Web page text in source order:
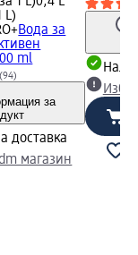
L)
Вода за
ml
(94)
за
доставка
магазин